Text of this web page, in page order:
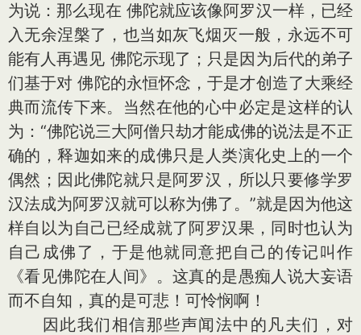
为说：那么现在 佛陀就应该像阿罗汉一样，已经
入无余涅槃了，也当如灰飞烟灭一般，永远不可
能有人再遇见 佛陀示现了；只是因为后代的弟子
们基于对 佛陀的永恒怀念，于是才创造了大乘经
典而流传下来。当然在他的心中必定是这样的认
为：“佛陀说三大阿僧只劫才能成佛的说法是不正
确的，释迦如来的成佛只是人类演化史上的一个
偶然；因此佛陀就只是阿罗汉，所以只要修学罗
汉法成为阿罗汉就可以称为佛了。”就是因为他这
样自以为自己已经成就了阿罗汉果，同时也认为
自己成佛了，于是他就同意把自己的传记叫作
《看见佛陀在人间》。这真的是愚痴人说大妄语
而不自知，真的是可悲！可怜悯啊！
因此我们相信那些声闻法中的凡夫们，对